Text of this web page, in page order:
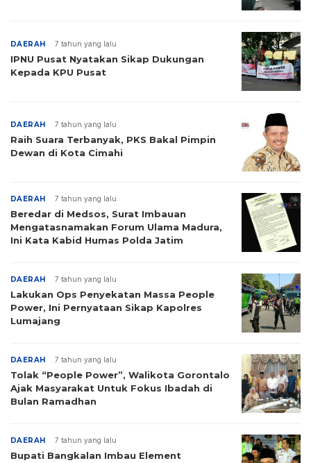
DAERAH 7 tahun yang lalu
IPNU Pusat Nyatakan Sikap Dukungan
Kepada KPU Pusat
DAERAH 7 tahun yang lalu
Raih Suara Terbanyak, PKS Bakal Pimpin
Dewan di Kota Cimahi
DAERAH 7 tahun yang lalu
Beredar di Medsos, Surat Imbauan
Mengatasnamakan Forum Ulama Madura,
Ini Kata Kabid Humas Polda Jatim
DAERAH 7 tahun yang lalu
Lakukan Ops Penyekatan Massa People
Power, Ini Pernyataan Sikap Kapolres
Lumajang
DAERAH 7 tahun yang lalu
Tolak “People Power”, Walikota Gorontalo
Ajak Masyarakat Untuk Fokus Ibadah di
Bulan Ramadhan
DAERAH 7 tahun yang lalu
Bupati Bangkalan Imbau Element